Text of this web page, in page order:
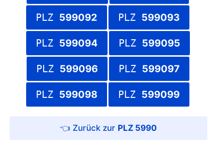
PLZ 599092 PLZ 599093
PLZ 599094 PLZ 599095
PLZ 599096 PLZ 599097
PLZ 599098 PLZ 599099
PLZ 5990